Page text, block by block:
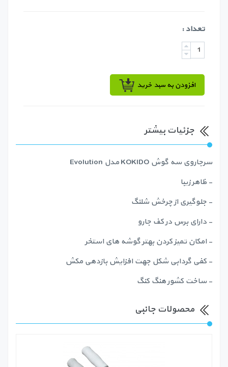
تعداد :
افزودن به سبد خرید
جزئیات بیشتر
سرجاروی سه گوش KOKIDO مدل Evolution
- ظاهر زیبا
- جلوگیری از چرخش شلنگ
- دارای برس در کف جارو
- امکان تمیز کردن بهتر گوشه های استخر
- کفی گردابی شکل جهت افزایش بازدهی مکش
- ساخت کشور هنگ کنگ
محصولات جانبی